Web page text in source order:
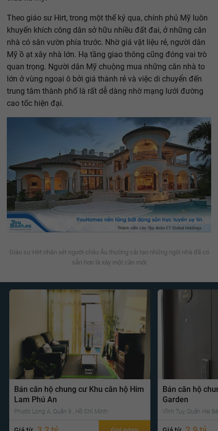
Theo giáo sư Hirt, trong một thế kỷ qua, chính phủ Mỹ luôn
khuyến khích công dân sở hữu nhiều đất đai, ở những căn
nhà có sân vườn phía trước. Nhờ giá vật liệu rẻ, người dân
Mỹ ồ ạt xây nhà lớn. Hạ tầng giao thông cũng đóng vai trò
quan trọng. Người dân Mỹ chuộng mua những căn nhà to
lớn ở vùng ngoại ô bởi giá thành rẻ và việc di chuyển đến
trung tâm thành phố là rất dễ dàng nhờ mạng lưới đường
cao tốc hiện đại.
Giáo sư Hirt nhận xét người châu Âu thường cải tạo những ngôi nhà đã có
sẵn hơn là xây một căn mới
Bán căn hộ chung cư Khu căn hộ Him
Lam Phú An
Phước Long A, Quận 9 , Hồ Chí Minh
Bán căn hộ
Garden
Vĩnh Tuy, Quận Hai